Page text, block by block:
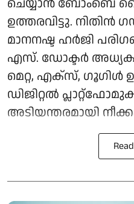
ചെയ്യാൻ ബോംബെ
ഉത്തരവിട്ടു. നിതിൻ
മാനനഷ്ട ഹർജി
എസ്. ഡോക്ടർ
മെറ്റ, എക്സ്, ഗൂഗിൾ
ഡിജിറ്റൽ
അടിയന്തരമായി